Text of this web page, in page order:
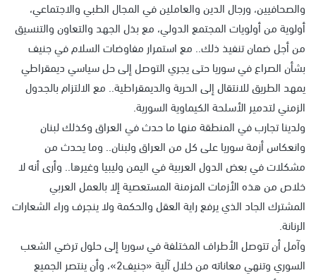
والصحافيين، ورجال الدين والعاملين في المجال الطبي والاجتماعي،
أولوية من أولويات المجتمع الدولي، مع بذل الجهد والتعاون والتنسيق
من أجل ضمان تنفيذ ذلك.. مع استمرار مفاوضات السلام في جنيف
بشأن الصراع في سوريا حتى يجري التوصل إلى حل سياسي ديمقراطي
يمهد الطريق للانتقال إلى الحرية والديمقراطية.. مع الالتزام بالجدول
الزمني لتدمير الأسلحة الكيماوية السورية.
ولدينا تجارب في المنطقة منها ما حدث في العراق وكذلك لبنان
وانعكاس أزمة سوريا على كل من العراق ولبنان.. وما يحدث من
مشكلات في بعض الدول العربية في اليمن وليبيا وغيرها.. وأرى أنه لا
خلاص من هذه الأزمات المزمنة المستعصية إلا بالعمل العربي
المشترك الجاد الذي يرفع راية العقل والحكمة ولا ينجرف وراء الشعارات
الرنانة.
وآمل أن تتوصل الأطراف المختلفة في سوريا إلى حلول ترضي الشعب
السوري وتنهي معاناته من خلال آلية «جنيف2»، وأن ينتصر الجميع